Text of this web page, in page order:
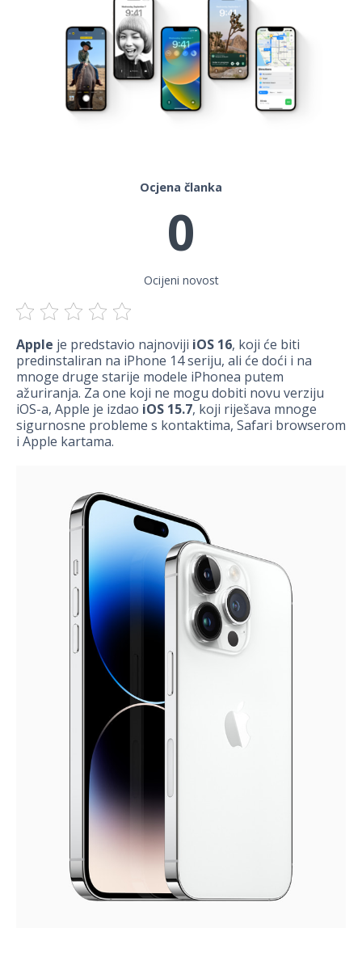
Ocjena članka
0
Ocijeni novost
Apple je predstavio najnoviji iOS 16, koji će biti
predinstaliran na iPhone 14 seriju, ali će doći i na
mnoge druge starije modele iPhonea putem
ažuriranja. Za one koji ne mogu dobiti novu verziju
iOS-a, Apple je izdao iOS 15.7, koji riješava mnoge
sigurnosne probleme s kontaktima, Safari browserom
i Apple kartama.